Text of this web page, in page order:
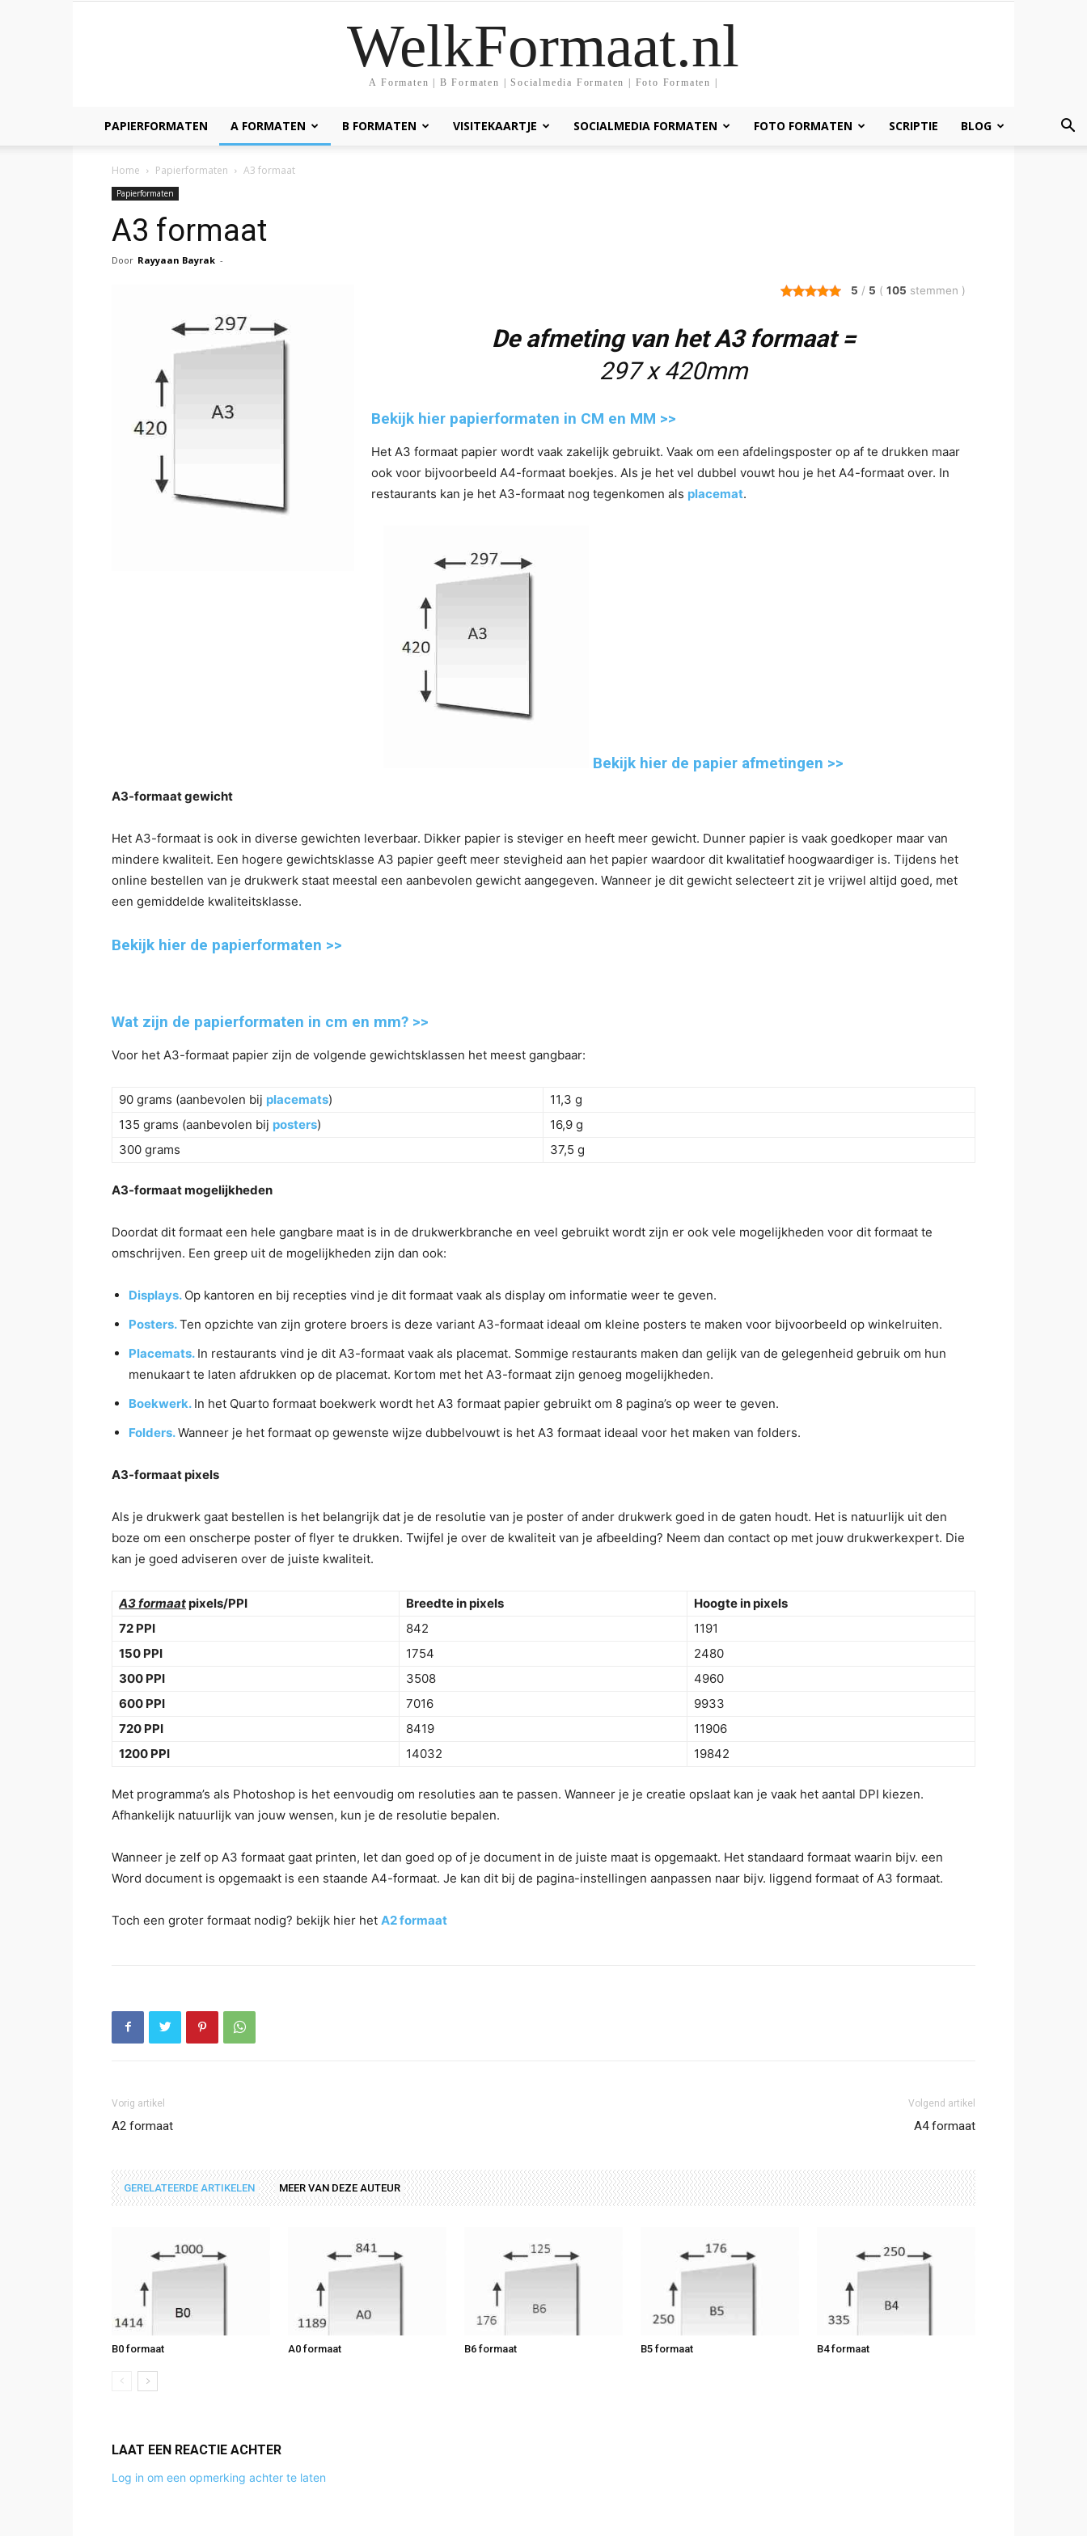
WelkFormaat.nl
A Formaten | B Formaten | Socialmedia Formaten | Foto Formaten |
PAPIERFORMATEN A FORMATEN B FORMATEN VISITEKAARTJE SOCIALMEDIA FORMATEN FOTO FORMATEN SCRIPTIE BLOG
Home Papierformaten A3 formaat
Papierformaten
A3 formaat
Door Rayyaan Bayrak -
5 / 5 ( 105 stemmen )
De afmeting van het A3 formaat =
297 x 420mm
Bekijk hier papierformaten in CM en MM >>
Het A3 formaat papier wordt vaak zakelijk gebruikt. Vaak om een afdelingsposter op af te drukken maar
ook voor bijvoorbeeld A4-formaat boekjes. Als je het vel dubbel vouwt hou je het A4-formaat over. In
restaurants kan je het A3-formaat nog tegenkomen als placemat.
Bekijk hier de papier afmetingen >>
A3-formaat gewicht
Het A3-formaat is ook in diverse gewichten leverbaar. Dikker papier is steviger en heeft meer gewicht. Dunner papier is vaak goedkoper maar van
mindere kwaliteit. Een hogere gewichtsklasse A3 papier geeft meer stevigheid aan het papier waardoor dit kwalitatief hoogwaardiger is. Tijdens het
online bestellen van je drukwerk staat meestal een aanbevolen gewicht aangegeven. Wanneer je dit gewicht selecteert zit je vrijwel altijd goed, met
een gemiddelde kwaliteitsklasse.
Bekijk hier de papierformaten >>
Wat zijn de papierformaten in cm en mm? >>
Voor het A3-formaat papier zijn de volgende gewichtsklassen het meest gangbaar:
90 grams (aanbevolen bij placemats)
11,3 g
135 grams (aanbevolen bij posters)
16,9 g
300 grams
37,5 g
A3-formaat mogelijkheden
Doordat dit formaat een hele gangbare maat is in de drukwerkbranche en veel gebruikt wordt zijn er ook vele mogelijkheden voor dit formaat te
omschrijven. Een greep uit de mogelijkheden zijn dan ook:
Displays. Op kantoren en bij recepties vind je dit formaat vaak als display om informatie weer te geven.
Posters.Ten opzichte van zijn grotere broers is deze variant A3-formaat ideaal om kleine posters te maken voor bijvoorbeeld op winkelruiten.
Placemats. In restaurants vind je dit A3-formaat vaak als placemat. Sommige restaurants maken dan gelijk van de gelegenheid gebruik om hun
menukaart te laten afdrukken op de placemat. Kortom met het A3-formaat zijn genoeg mogelijkheden.
Boekwerk. In het Quarto formaat boekwerk wordt het A3 formaat papier gebruikt om 8 pagina’s op weer te geven.
Folders.Wanneer je het formaat op gewenste wijze dubbelvouwt is het A3 formaat ideaal voor het maken van folders.
A3-formaat pixels
Als je drukwerk gaat bestellen is het belangrijk dat je de resolutie van je poster of ander drukwerk goed in de gaten houdt. Het is natuurlijk uit den
boze om een onscherpe poster of flyer te drukken. Twijfel je over de kwaliteit van je afbeelding? Neem dan contact op met jouw drukwerkexpert. Die
kan je goed adviseren over de juiste kwaliteit.
A3 formaatpixels/PPI Breedte in pixels
Hoogte in pixels
72 PPI
842
1191
150 PPI
1754
2480
300 PPI
3508
4960
600 PPI
7016
9933
720 PPI
8419
11906
1200 PPI
14032 19842
Met programma’s als Photoshop is het eenvoudig om resoluties aan te passen. Wanneer je je creatie opslaat kan je vaak het aantal DPI kiezen.
Afhankelijk natuurlijk van jouw wensen, kun je de resolutie bepalen.
Wanneer je zelf op A3 formaat gaat printen, let dan goed op of je document in de juiste maat is opgemaakt. Het standaard formaat waarin bijv. een
Word document is opgemaakt is een staande A4-formaat. Je kan dit bij de pagina-instellingen aanpassen naar bijv. liggend formaat of A3 formaat.
Toch een groter formaat nodig? bekijk hier het A2 formaat
Vorig artikel
A2 formaat
Volgend artikel
A4 formaat
GERELATEERDE ARTIKELEN MEER VAN DEZE AUTEUR
B0 formaat A0 formaat B6 formaat B5 formaat B4 formaat
LAAT EEN REACTIE ACHTER
Log in om een opmerking achter te laten